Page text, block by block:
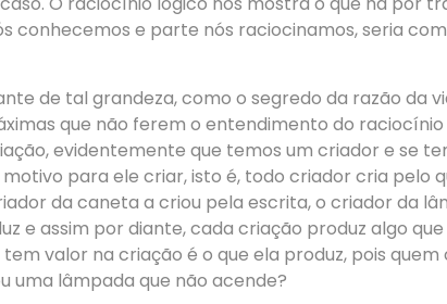
conhecemos e parte nós raciocinamos, seria
de tal grandeza, como o segredo da razão da
que não ferem o entendimento do raciocínio
evidentemente que temos um criador e se
para ele criar, isto é, todo criador cria pelo
da caneta a criou pela escrita, o criador da
e assim por diante, cada criação produz algo
valor na criação é o que ela produz, pois
uma lâmpada que não acende?